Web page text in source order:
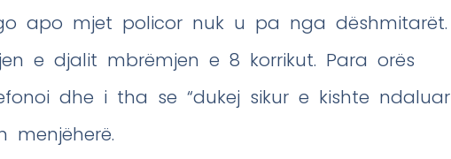
apo mjet policor nuk u pa nga dëshmitarët.
e djalit mbrëmjen e 8 korrikut. Para orës
dhe i tha se “dukej sikur e kishte ndaluar
menjëherë.